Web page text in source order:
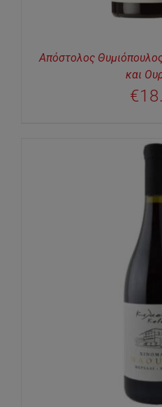
Απόστολος
και
€